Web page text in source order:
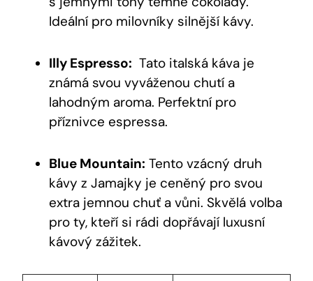
Ideální pro ⁣milovníky ​silnější kávy.
Illy Espresso: ⁢ Tato italská káva je
známá svou vyváženou chutí a
lahodným aroma. Perfektní pro
příznivce espressa.
Blue Mountain: Tento vzácný ‌druh
kávy z‍ Jamajky je ceněný⁢ pro svou
extra jemnou ⁣chuť ‍a vůni. ⁢Skvělá volba
pro ‍ty, kteří si ‌rádi dopřávají luxusní
kávový zážitek.